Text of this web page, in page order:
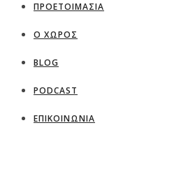
ΠΡΟΕΤΟΙΜΑΣΙΑ
Ο ΧΩΡΟΣ
BLOG
PODCAST
ΕΠΙΚΟΙΝΩΝΙΑ